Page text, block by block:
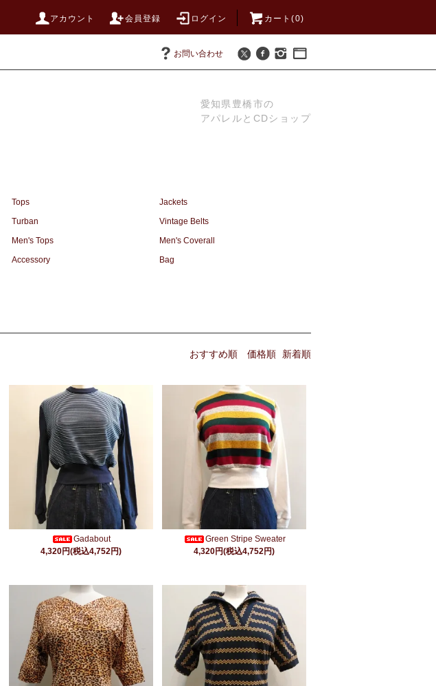
アカウント 会員登録 ログイン カート(0)
お問い合わせ
愛知県豊橋市の
アパレルとCDショップ
Tops
Jackets
Turban
Vintage Belts
Men's Tops
Men's Coverall
Accessory Bag
おすすめ順 価格順 新着順
Gadabout
4,320円(税込4,752円)
Green Stripe Sweater
4,320円(税込4,752円)